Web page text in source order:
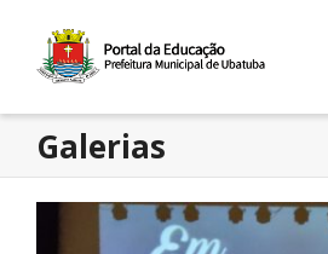
Galerias